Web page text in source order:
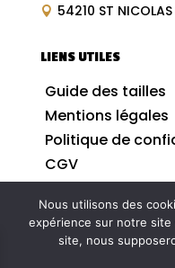
 54210 ST NICOLAS
LIENS UTILES
Guide des tailles
Mentions légales
Politique de
CGV
© 2026| Tous
Nous utilisons des
expérience sur notre
site, nous